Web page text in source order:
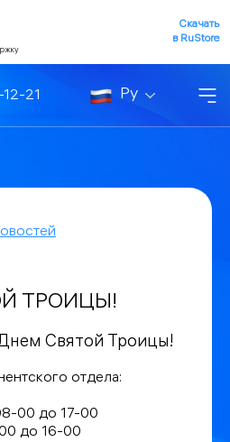
Скачать
в RuStore
21 Ру
ТРОИЦЫ!
Святой Троицы!
отдела:
00 до 17-00
до 16-00